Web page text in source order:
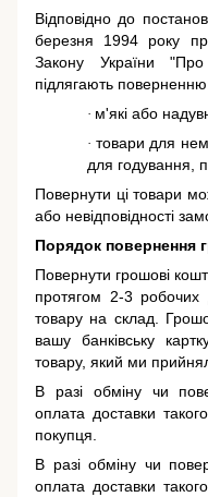
Відповідно до
березня 1994 року
Закону України
підлягають
· м'які або
· товари для
для годування,
Повернути ці товари
або невідповідності
Порядок повернення
Повернути грошові
протягом 2-3
товару на склад.
вашу банківську
товару, який ми
В разі обміну чи
оплата доставки
покупця.
В разі обміну чи
оплата доставки